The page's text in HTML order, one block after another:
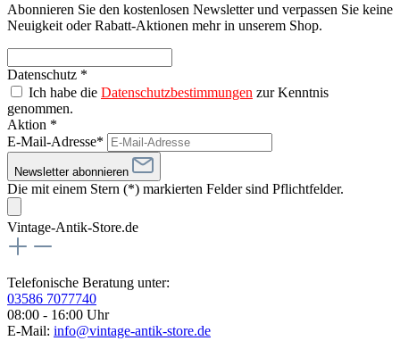
Abonnieren Sie den kostenlosen Newsletter und verpassen Sie keine
Neuigkeit oder Rabatt-Aktionen mehr in unserem Shop.
Datenschutz *
Ich habe die Datenschutzbestimmungen zur Kenntnis
genommen.
Aktion *
E-Mail-Adresse*
Newsletter abonnieren
Die mit einem Stern (*) markierten Felder sind Pflichtfelder.
Vintage-Antik-Store.de
Telefonische Beratung unter:
03586 7077740
08:00 - 16:00 Uhr
E-Mail: info@vintage-antik-store.de